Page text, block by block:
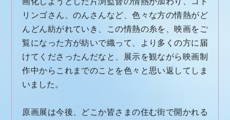
リンゴさん、のんさんなど、色々な方の情熱がど
んどん紡がれていき、この情熱の糸を、映画をご
覧になった方が紡いで織って、より多くの方に届
けてくださったんだなと、展示を観ながら映画制
作中からこれまでのことを色々と思い返してしま
いました。
原画展は今後、どこか皆さまの住む街で開かれる